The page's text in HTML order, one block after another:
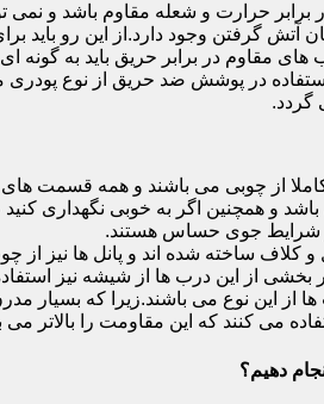
حرارت و شعله مقاوم باشد و نمی
آتش گرفتن وجود دارد.از این رو باید
مقاوم در برابر حریق باید به گونه
استفاده در پوشش ضد حریق از نوع
گردد.
از چوبی می باشند و همه قسمت
و همچنین اگر به خوبی نگهداری
شرایط جوی حساس هستند.
و کلاف ساخته شده اند و پانل ها نیز از
بخشی از این درب ها از شیشه نیز
این نوع می باشند.زیرا که بسیار
می کنند که این مقاومت را بالاتر می
دهیم؟